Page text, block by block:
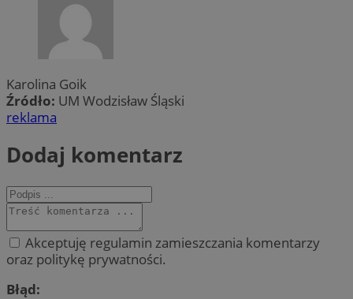
Karolina Goik
Źródło: UM Wodzisław Śląski
reklama
Dodaj komentarz
Akceptuję regulamin zamieszczania komentarzy
oraz politykę prywatności.
Błąd: